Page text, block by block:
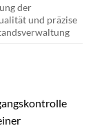
der
und präzise